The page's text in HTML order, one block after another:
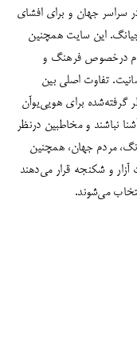
سراسر جهان و برای افشای
این سایت همچنین
درخصوص فرهنگ و
تفاوت اصلی بین
گرفته‌شده برای هویی‌یوآن
نباشند و مخاطبین درنظر
مردم جهان، همچنین
آزار و شکنجه قرار می‌دهند
می‌شوند.